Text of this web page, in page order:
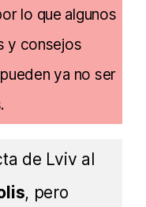
lo que algunos
y consejos
ya no ser
de Lviv al
, pero